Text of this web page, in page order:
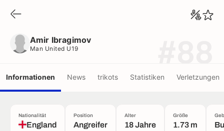
Amir Ibragimov
Man United U19
Informationen News trikots Statistiken Verletzungen
Nationalität
England
Position
Angreifer
Alter
18 Jahre
Größe
1.73 m